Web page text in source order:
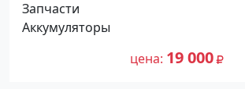
Запчасти
Аккумуляторы
цена 19 000